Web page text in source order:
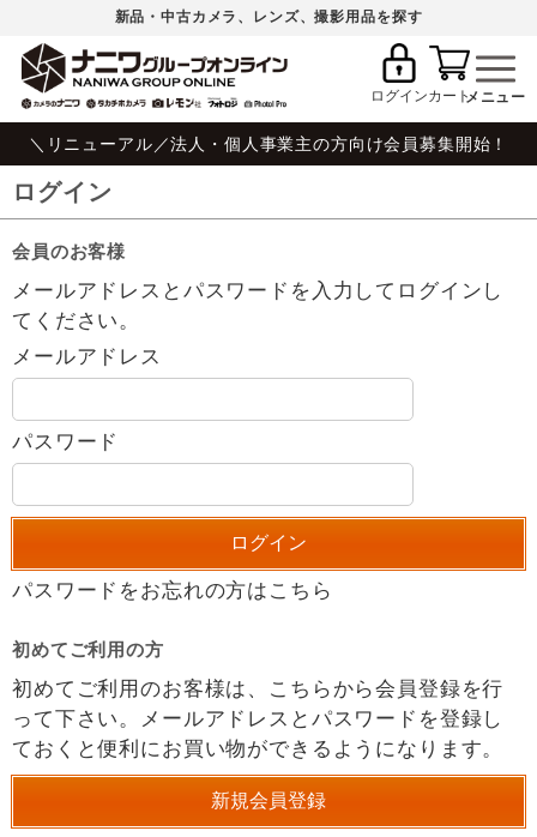
新品・中古カメラ、レンズ、撮影用品を探す
ログインカート
＼リニューアル／法人・個人事業主の方向け会員募集開始！
ログイン
会員のお客様
メールアドレスとパスワードを入力してログインし
てください。
メールアドレス
パスワード
パスワードをお忘れの方はこちら
初めてご利用の方
初めてご利用のお客様は、こちらから会員登録を行
って下さい。メールアドレスとパスワードを登録し
ておくと便利にお買い物ができるようになります。